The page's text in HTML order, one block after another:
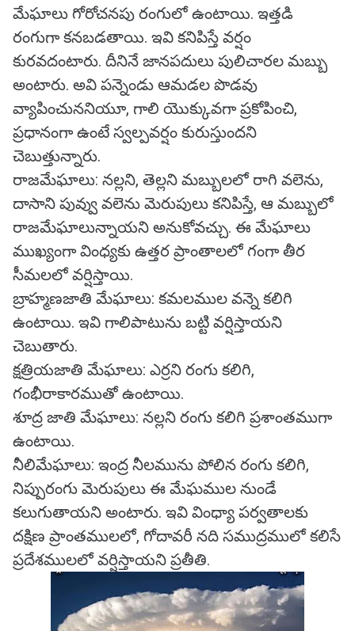
మేఘాలు గోరోచనపు రంగులో ఉంటాయి. ఇత్తడి
రంగుగా కనబడతాయి. ఇవి కనిపిస్తే వర్షం
కురవదంటారు. దీనినే జానపదులు పులిచారల మబ్బు
అంటారు. అవి పన్నెండు ఆమడల పొడవు
వ్యాపించుననియూ, గాలి యొక్కువగా ప్రకోపించి,
ప్రధానంగా ఉంటే స్వల్పవర్షం కురుస్తుందని
చెబుత్తున్నారు.
రాజమేఘాలు: నల్లని, తెల్లని మబ్బులలో రాగి వలెను,
దాసాని పువ్వు వలెను మెరుపులు కనిపిస్తే, ఆ మబ్బులో
రాజమేఘాలున్నాయని అనుకోవచ్చు. ఈ మేఘాలు
ముఖ్యంగా వింధ్యకు ఉత్తర ప్రాంతాలలో గంగా తీర
సీమలలో వర్షిస్తాయి.
బ్రాహ్మణజాతి మేఘాలు: కమలముల వన్నె కలిగి
ఉంటాయి. ఇవి గాలిపాటును బట్టి వర్షిస్తాయని
చెబుతారు.
క్షత్రియజాతి మేఘాలు: ఎర్రని రంగు కలిగి,
గంభీరాకారముతో ఉంటాయి.
శూద్ర జాతి మేఘాలు: నల్లని రంగు కలిగి ప్రశాంతముగా
ఉంటాయి.
నీలిమేఘాలు: ఇంద్ర నీలమును పోలిన రంగు కలిగి,
నిప్పురంగు మెరుపులు ఈ మేఘముల నుండే
కలుగుతాయని అంటారు. ఇవి వింధ్యా పర్వతాలకు
దక్షిణ ప్రాంతములలో, గోదావరీ నది సముద్రములో కలిసే
ప్రదేశములలో వర్షిస్తాయని ప్రతీతి.